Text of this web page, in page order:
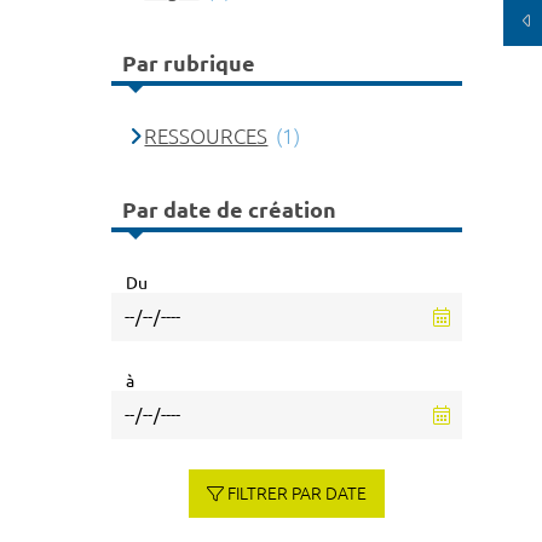
Par rubrique
RESSOURCES (1)
Par date de création
Du
à
FILTRER PAR DATE